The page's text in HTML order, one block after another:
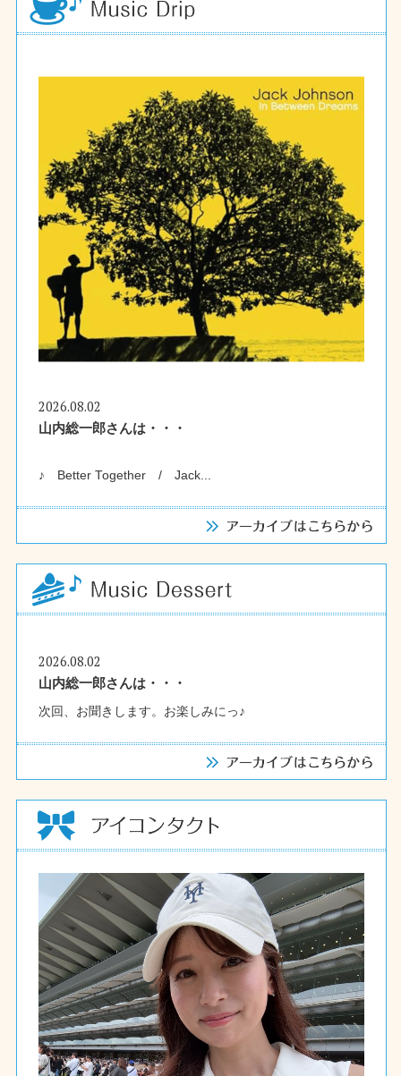
2026.08.02
山内総一郎さんは・・・
♪ Better Together / Jack...
2026.08.02
山内総一郎さんは・・・
次回、お聞きします。お楽しみにっ♪